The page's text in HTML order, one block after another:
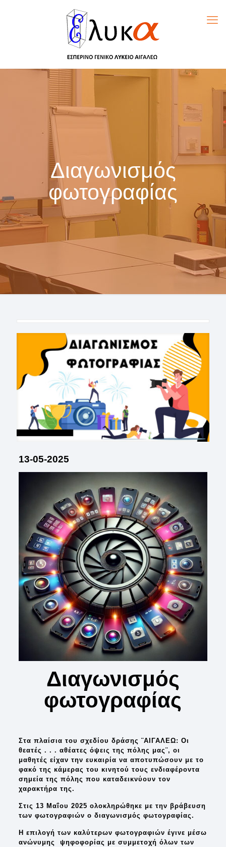
Διαγωνισμός
φωτογραφίας
13-05-2025
Διαγωνισμός
φωτογραφίας
Στα πλαίσια του σχεδίου δράσης ¨ΑΙΓΑΛΕΩ: Οι
θεατές . . . αθέατες όψεις της πόλης μας¨, οι
μαθητές είχαν την ευκαιρία να αποτυπώσουν με το
φακό της κάμερας του κινητού τους ενδιαφέροντα
σημεία της πόλης που καταδεικνύουν τον
χαρακτήρα της.
Στις 13 Μαΐου 2025 ολοκληρώθηκε με την βράβευση
των φωτογραφιών ο διαγωνισμός φωτογραφίας.
Η επιλογή των καλύτερων φωτογραφιών έγινε μέσω
ανώνυμης ψηφοφορίας με συμμετοχή όλων των